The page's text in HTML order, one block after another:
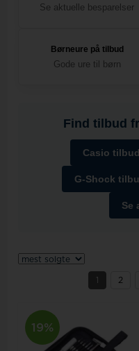
Se aktuelle besparelser
Børneure på tilbud
Gode ure til børn
Find tilbud
Casio tilbud
G-Shock
Se
2
19%